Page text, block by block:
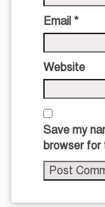
Email *
Website
Save my
browser for